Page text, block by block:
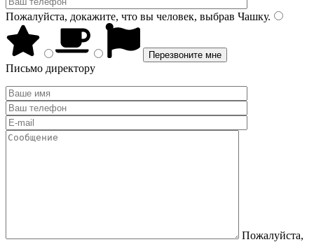
Пожалуйста, докажите, что вы человек, выбрав Чашку.
Письмо директору
Пожалуйста,